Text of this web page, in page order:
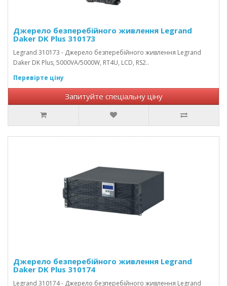
Джерело безперебійного живлення Legrand
Daker DK Plus 310173
Legrand 310173 - Джерело безперебійного живлення Legrand
Daker DK Plus, 5000VA/5000W, RT4U, LCD, RS2..
Перевірте ціну
Запитуйте спеціальну ціну
Джерело безперебійного живлення Legrand
Daker DK Plus 310174
Legrand 310174 - Джерело безперебійного живлення Legrand